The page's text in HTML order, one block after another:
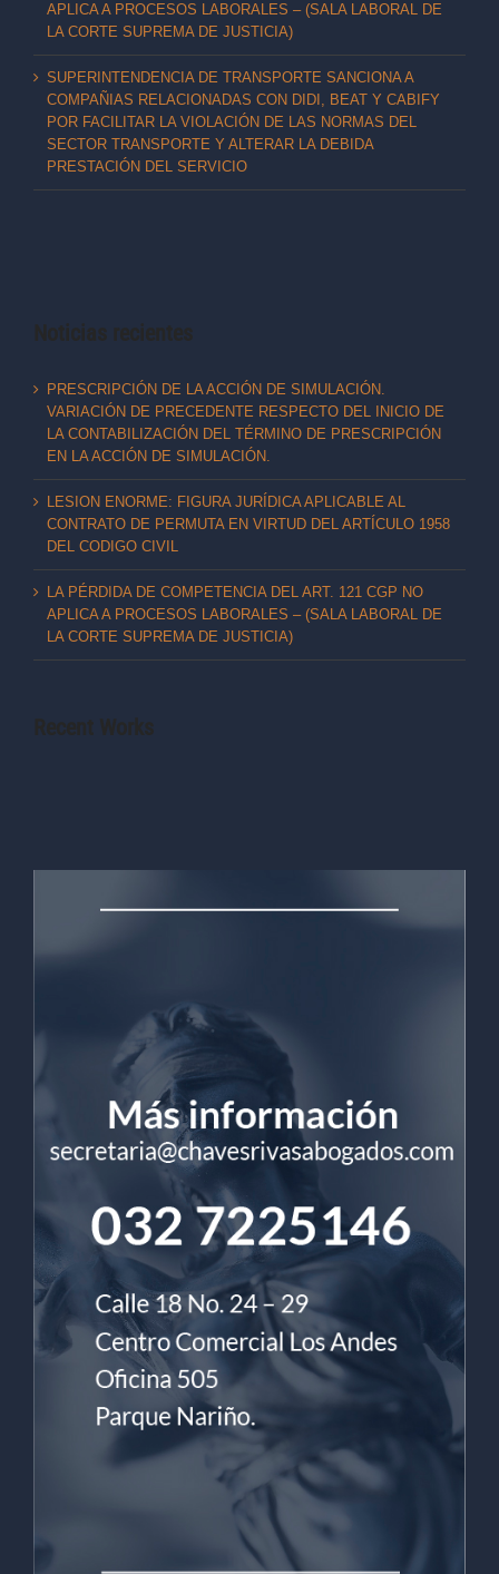
APLICA A PROCESOS LABORALES – (SALA LABORAL DE
LA CORTE SUPREMA DE JUSTICIA)
SUPERINTENDENCIA DE TRANSPORTE SANCIONA A
COMPAÑIAS RELACIONADAS CON DIDI, BEAT Y CABIFY
POR FACILITAR LA VIOLACIÓN DE LAS NORMAS DEL
SECTOR TRANSPORTE Y ALTERAR LA DEBIDA
PRESTACIÓN DEL SERVICIO
Noticias recientes
PRESCRIPCIÓN DE LA ACCIÓN DE SIMULACIÓN.
VARIACIÓN DE PRECEDENTE RESPECTO DEL INICIO DE
LA CONTABILIZACIÓN DEL TÉRMINO DE PRESCRIPCIÓN
EN LA ACCIÓN DE SIMULACIÓN.
LESION ENORME: FIGURA JURÍDICA APLICABLE AL
CONTRATO DE PERMUTA EN VIRTUD DEL ARTÍCULO 1958
DEL CODIGO CIVIL
LA PÉRDIDA DE COMPETENCIA DEL ART. 121 CGP NO
APLICA A PROCESOS LABORALES – (SALA LABORAL DE
LA CORTE SUPREMA DE JUSTICIA)
Recent Works